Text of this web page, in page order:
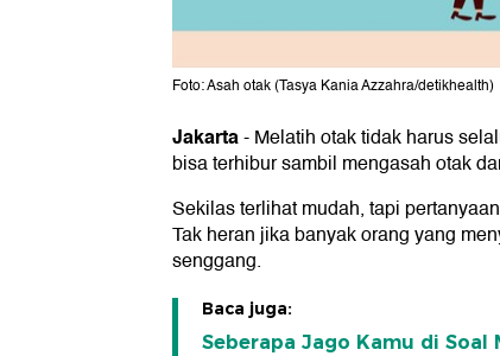
Foto: Asah otak (Tasya Kania Azzahra/detikhealth)
Jakarta-Melatih otak tidak harus
bisa terhibur sambil mengasah otak
Sekilas terlihat mudah, tapi
Tak heran jika banyak orang yang
senggang.
Baca juga:
Seberapa Jago Kamu di Soal